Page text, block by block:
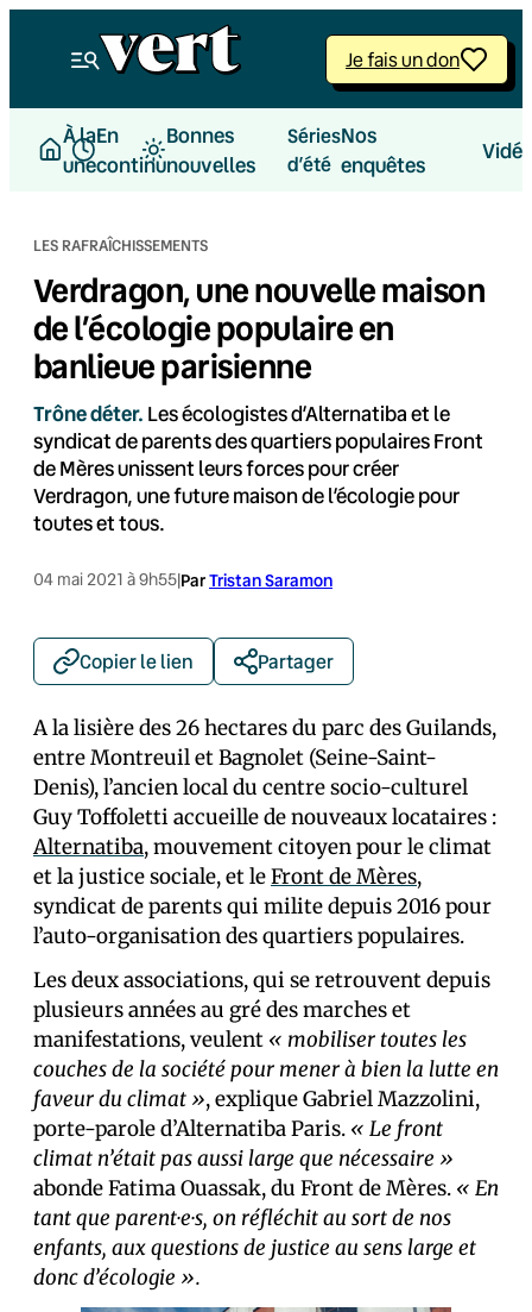
Je fais un don
À la
une
En
continu
Bonnes
nouvelles
Séries
d’été
Nos
enquêtes
LES RAFRAÎCHISSEMENTS
Verdragon, une nouvelle maison
de l’écologie populaire en
banlieue parisienne
Trône déter. Les écologistes d’Alternatiba et le
syndicat de parents des quartiers populaires Front
de Mères unissent leurs forces pour créer
Verdragon, une future maison de l’écologie pour
toutes et tous.
04 mai 2021 à 9h55|ParTristan Saramon
Copier le lien Partager
A la lisière des 26 hectares du parc des Guilands,
entre Montreuil et Bagnolet (Seine-Saint-
Denis), l’ancien local du centre socio-culturel
Guy Toffoletti accueille de nouveaux locataires :
Alternatiba, mouvement citoyen pour le climat
et la justice sociale, et leFront de Mères,
syndicat de parents qui milite depuis 2016 pour
l’auto-organisation des quartiers populaires.
Les deux associations, qui se retrouvent depuis
plusieurs années au gré des marches et
manifestations, veulent « mobiliser toutes les
couches de la société pour mener à bien la lutte en
faveur du climat », explique Gabriel Mazzolini,
porte-parole d’Alternatiba Paris. « Le front
climat n’était pas aussi large que nécessaire »
abonde Fatima Ouassak, du Front de Mères. « En
tant que parent·e·s, on réfléchit au sort de nos
enfants, aux questions de justice au sens large et
donc d’écologie ».